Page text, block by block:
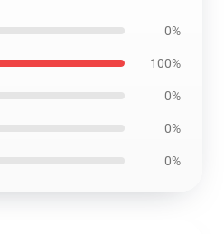
0%
100%
0%
0%
0%